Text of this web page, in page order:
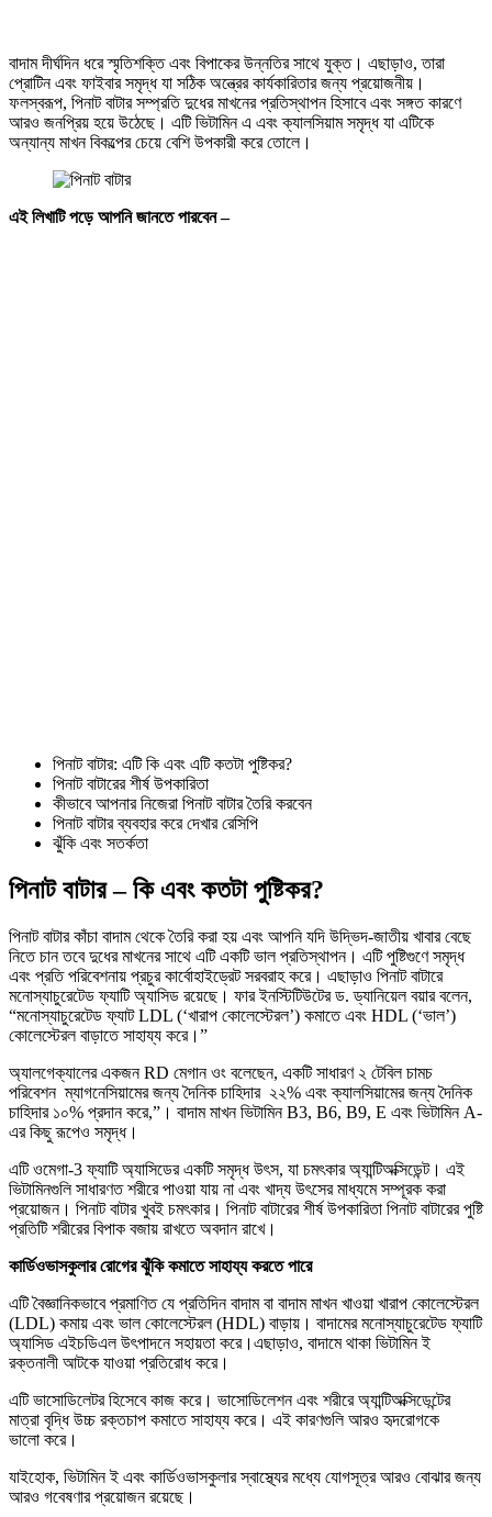
বাদাম দীর্ঘদিন ধরে স্মৃতিশক্তি এবং বিপাকের উন্নতির সাথে যুক্ত। এছাড়াও, তারা
প্রোটিন এবং ফাইবার সমৃদ্ধ যা সঠিক অন্ত্রের কার্যকারিতার জন্য প্রয়োজনীয়।
ফলস্বরূপ, পিনাট বাটার সম্প্রতি দুধের মাখনের প্রতিস্থাপন হিসাবে এবং সঙ্গত কারণে
আরও জনপ্রিয় হয়ে উঠেছে। এটি ভিটামিন এ এবং ক্যালসিয়াম সমৃদ্ধ যা এটিকে
অন্যান্য মাখন বিকল্পের চেয়ে বেশি উপকারী করে তোলে।
এই লিখাটি পড়ে আপনি জানতে পারবেন –
পিনাট বাটার: এটি কি এবং এটি কতটা পুষ্টিকর?
পিনাট বাটারের শীর্ষ উপকারিতা
কীভাবে আপনার নিজেরা পিনাট বাটার তৈরি করবেন
পিনাট বাটার ব্যবহার করে দেখার রেসিপি
ঝুঁকি এবং সতর্কতা
পিনাট বাটার – কি এবং কতটা পুষ্টিকর?
পিনাট বাটার কাঁচা বাদাম থেকে তৈরি করা হয় এবং আপনি যদি উদ্ভিদ-জাতীয় খাবার বেছে
নিতে চান তবে দুধের মাখনের সাথে এটি একটি ভাল প্রতিস্থাপন। এটি পুষ্টিগুণে সমৃদ্ধ
এবং প্রতি পরিবেশনায় প্রচুর কার্বোহাইড্রেট সরবরাহ করে। এছাড়াও পিনাট বাটারে
মনোস্যাচুরেটেড ফ্যাটি অ্যাসিড রয়েছে। ফার ইনস্টিটিউটের ড. ড্যানিয়েল বয়ার বলেন,
“মনোস্যাচুরেটেড ফ্যাট LDL (‘খারাপ কোলেস্টেরল’) কমাতে এবং HDL (‘ভাল’)
কোলেস্টেরল বাড়াতে সাহায্য করে।”
অ্যালগেক্যালের একজন RD মেগান ওং বলেছেন, একটি সাধারণ ২ টেবিল চামচ
পরিবেশন ম্যাগনেসিয়ামের জন্য দৈনিক চাহিদার ২২% এবং ক্যালসিয়ামের জন্য দৈনিক
চাহিদার ১০% প্রদান করে,”। বাদাম মাখন ভিটামিন B3, B6, B9, E এবং ভিটামিন A-
এর কিছু রূপেও সমৃদ্ধ।
এটি ওমেগা-3 ফ্যাটি অ্যাসিডের একটি সমৃদ্ধ উৎস, যা চমৎকার অ্যান্টিঅক্সিডেন্ট। এই
ভিটামিনগুলি সাধারণত শরীরে পাওয়া যায় না এবং খাদ্য উৎসের মাধ্যমে সম্পূরক করা
প্রয়োজন। পিনাট বাটার খুবই চমৎকার। পিনাট বাটারের শীর্ষ উপকারিতা পিনাট বাটারের পুষ্টি
প্রতিটি শরীরের বিপাক বজায় রাখতে অবদান রাখে।
কার্ডিওভাসকুলার রোগের ঝুঁকি কমাতে সাহায্য করতে পারে
এটি বৈজ্ঞানিকভাবে প্রমাণিত যে প্রতিদিন বাদাম বা বাদাম মাখন খাওয়া খারাপ কোলেস্টেরল
(LDL) কমায় এবং ভাল কোলেস্টেরল (HDL) বাড়ায়। বাদামের মনোস্যাচুরেটেড ফ্যাটি
অ্যাসিড এইচডিএল উৎপাদনে সহায়তা করে।এছাড়াও, বাদামে থাকা ভিটামিন ই
রক্তনালী আটকে যাওয়া প্রতিরোধ করে।
এটি ভাসোডিলেটর হিসেবে কাজ করে। ভাসোডিলেশন এবং শরীরে অ্যান্টিঅক্সিডেন্টের
মাত্রা বৃদ্ধি উচ্চ রক্তচাপ কমাতে সাহায্য করে। এই কারণগুলি আরও হৃদরোগকে
ভালো করে।
যাইহোক, ভিটামিন ই এবং কার্ডিওভাসকুলার স্বাস্থ্যের মধ্যে যোগসূত্র আরও বোঝার জন্য
আরও গবেষণার প্রয়োজন রয়েছে।